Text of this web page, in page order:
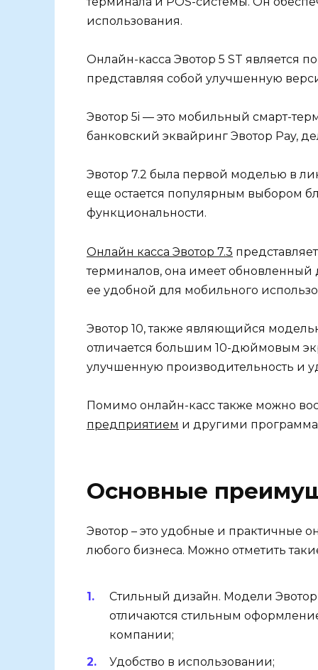
использования.
Онлайн-касса Эвотор 5 ST является
представляя собой улучшенную
Эвотор 5i — это мобильный смарт-
банковский эквайринг Эвотор Pay,
Эвотор 7.2 была первой моделью в
еще остается популярным выбором
функциональности.
Онлайн касса Эвотор 7.3
терминалов, она имеет обновленный
ее удобной для мобильного
Эвотор 10, также являющийся
отличается большим 10-дюймовым
улучшенную производительность и
Помимо онлайн-касс также можно
предприятием и другими
Основные
Эвотор – это удобные и практичные
любого бизнеса. Можно отметить
Стильный дизайн. Модели
отличаются стильным
компании;
Удобство в использовании;